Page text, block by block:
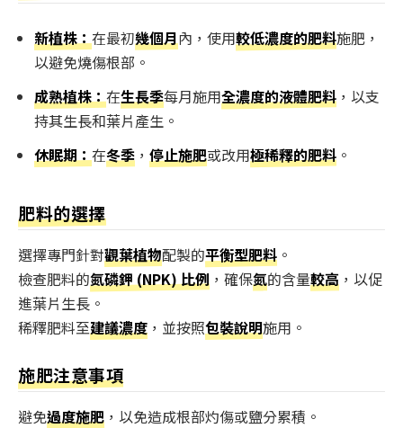
新植株：在最初幾個月內，使用較低濃度的肥料施肥，
以避免燒傷根部。
成熟植株：在生長季每月施用全濃度的液體肥料 ，以支
持其生長和葉片產生。
休眠期：在冬季 ，停止施肥或改用極稀釋的肥料 。
肥料的選擇
選擇專門針對觀葉植物配製的平衡型肥料 。
檢查肥料的氮磷鉀 (NPK) 比例 ，確保氮的含量較高 ，以促
進葉片生長。
稀釋肥料至建議濃度 ，並按照包裝說明施用。
施肥注意事項
避免過度施肥 ，以免造成根部灼傷或鹽分累積。